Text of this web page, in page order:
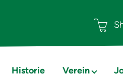
Historie Verein